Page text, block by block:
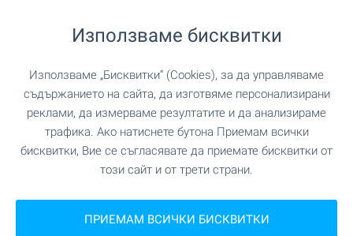
гр. Самоков, бул. Искър 121
0882 817 460
borovets@bulgarianproperties.com
Офис Банско
гр. Банско, ул. Никола Вапцаров 7, партер
0882 817 461
Офис Дупница
Използваме бисквитки
Използваме „Бисквитки“ (Cookies), за да управляваме
съдържанието на сайта, да изготвяме персонализирани
реклами, да измерваме резултатите и да анализираме
трафика. Ако натиснете бутона Приемам всички
бисквитки, Вие се съгласявате да приемате бисквитки от
този сайт и от трети страни.
ПРИЕМАМ ВСИЧКИ БИСКВИТКИ